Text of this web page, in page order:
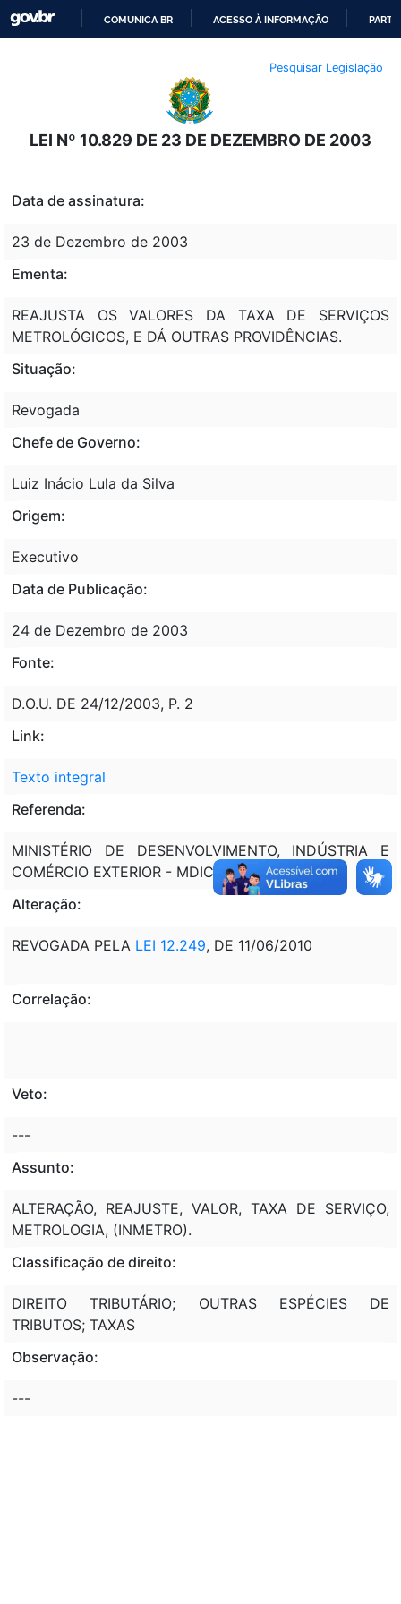
O
CONTEÚDO
COMUNICA BR ACESSO À INFORMAÇÃO
Pesquisar Legislação
LEI Nº 10.829 DE 23 DE DEZEMBRO DE 2003
Data de assinatura:
23 de Dezembro de 2003
Ementa:
REAJUSTA OS VALORES DA TAXA DE SERVIÇOS
METROLÓGICOS, E DÁ OUTRAS PROVIDÊNCIAS.
Situação:
Revogada
Chefe de Governo:
Luiz Inácio Lula da Silva
Origem:
Executivo
Data de Publicação:
24 de Dezembro de 2003
Fonte:
D.O.U. DE 24/12/2003, P. 2
Link:
Texto integral
Referenda:
MINISTÉRIO DE DESENVOLVIMENTO, INDÚSTRIA E
COMÉRCIO EXTERIOR - MDIC
Alteração:
REVOGADA PELA LEI 12.249, DE 11/06/2010
Correlação:
Veto:
---
Assunto:
ALTERAÇÃO, REAJUSTE, VALOR, TAXA DE SERVIÇO,
METROLOGIA, (INMETRO).
Classificação de direito:
DIREITO TRIBUTÁRIO; OUTRAS ESPÉCIES DE
TRIBUTOS; TAXAS
Observação:
---